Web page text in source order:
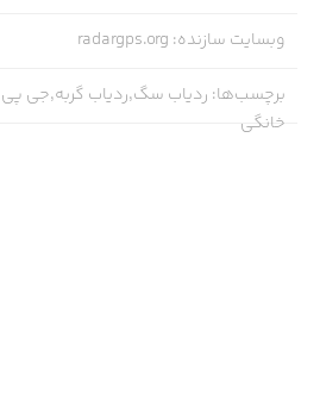
وبسایت سازنده:
radargps.org
برچسب‌ها: ردیاب سگ,ردیاب گربه,جی
خانگی